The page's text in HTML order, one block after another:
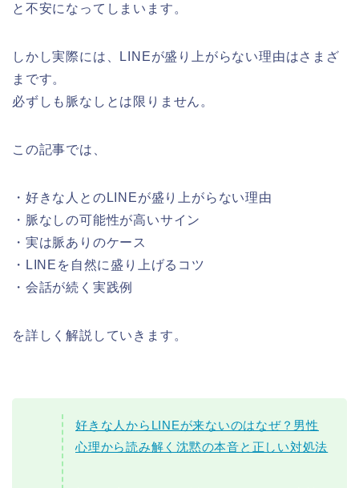
と不安になってしまいます。
しかし実際には、LINEが盛り上がらない理由はさまざ
まです。
必ずしも脈なしとは限りません。
この記事では、
・好きな人とのLINEが盛り上がらない理由
・脈なしの可能性が高いサイン
・実は脈ありのケース
・LINEを自然に盛り上げるコツ
・会話が続く実践例
を詳しく解説していきます。
好きな人からLINEが来ないのはなぜ？男性
心理から読み解く沈黙の本音と正しい対処法